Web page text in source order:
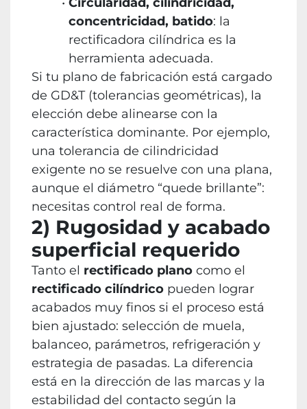
concentricidad, batido: la
rectificadora cilíndrica es la
herramienta adecuada.
Si tu plano de fabricación está cargado
de GD&T (tolerancias geométricas), la
elección debe alinearse con la
característica dominante. Por ejemplo,
una tolerancia de cilindricidad
exigente no se resuelve con una plana,
aunque el diámetro “quede brillante”:
necesitas control real de forma.
2) Rugosidad y acabado
superficial requerido
Tanto el rectificado plano como el
rectificado cilíndrico pueden lograr
acabados muy finos si el proceso está
bien ajustado: selección de muela,
balanceo, parámetros, refrigeración y
estrategia de pasadas. La diferencia
está en la dirección de las marcas y la
estabilidad del contacto según la